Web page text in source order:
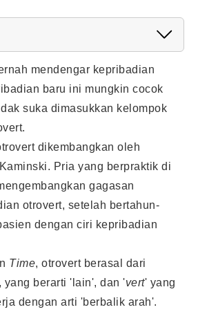
mendengar kepribadian
baru ini mungkin cocok
suka dimasukkan kelompok
dikembangkan oleh
Pria yang berpraktik di
gagasan
otrovert, setelah bertahun-
dengan ciri kepribadian
Time, otrovert berasal dari
yang berarti 'lain', dan 'vert' yang
dengan arti 'berbalik arah'.